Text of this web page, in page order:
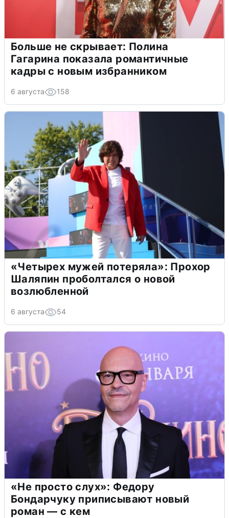
Больше не скрывает: Полина
Гагарина показала романтичные
кадры с новым избранником
6 августа 158
«Четырех мужей потеряла»: Прохор
Шаляпин проболтался о новой
возлюбленной
6 августа 54
«Не просто слух»: Федору
Бондарчуку приписывают новый
роман — с кем